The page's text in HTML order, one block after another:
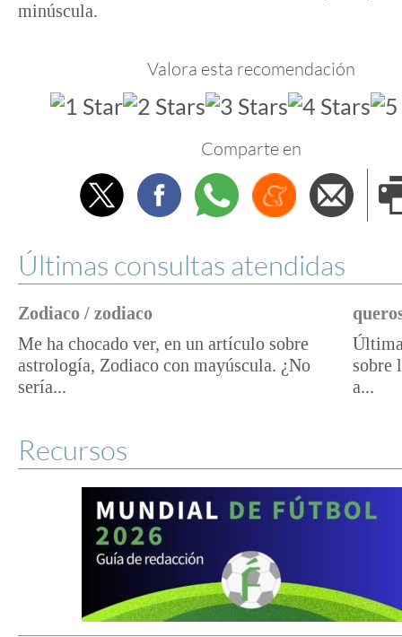
minúscula.
Valora esta recomendación
Comparte en
TwitterFacebookWhatsappMenéame
Últimas consultas atendidas
Zodiaco / zodiaco
Me ha chocado ver, en un artículo sobre
astrología, Zodiaco con mayúscula. ¿No
sería...
sobre
a...
Recursos